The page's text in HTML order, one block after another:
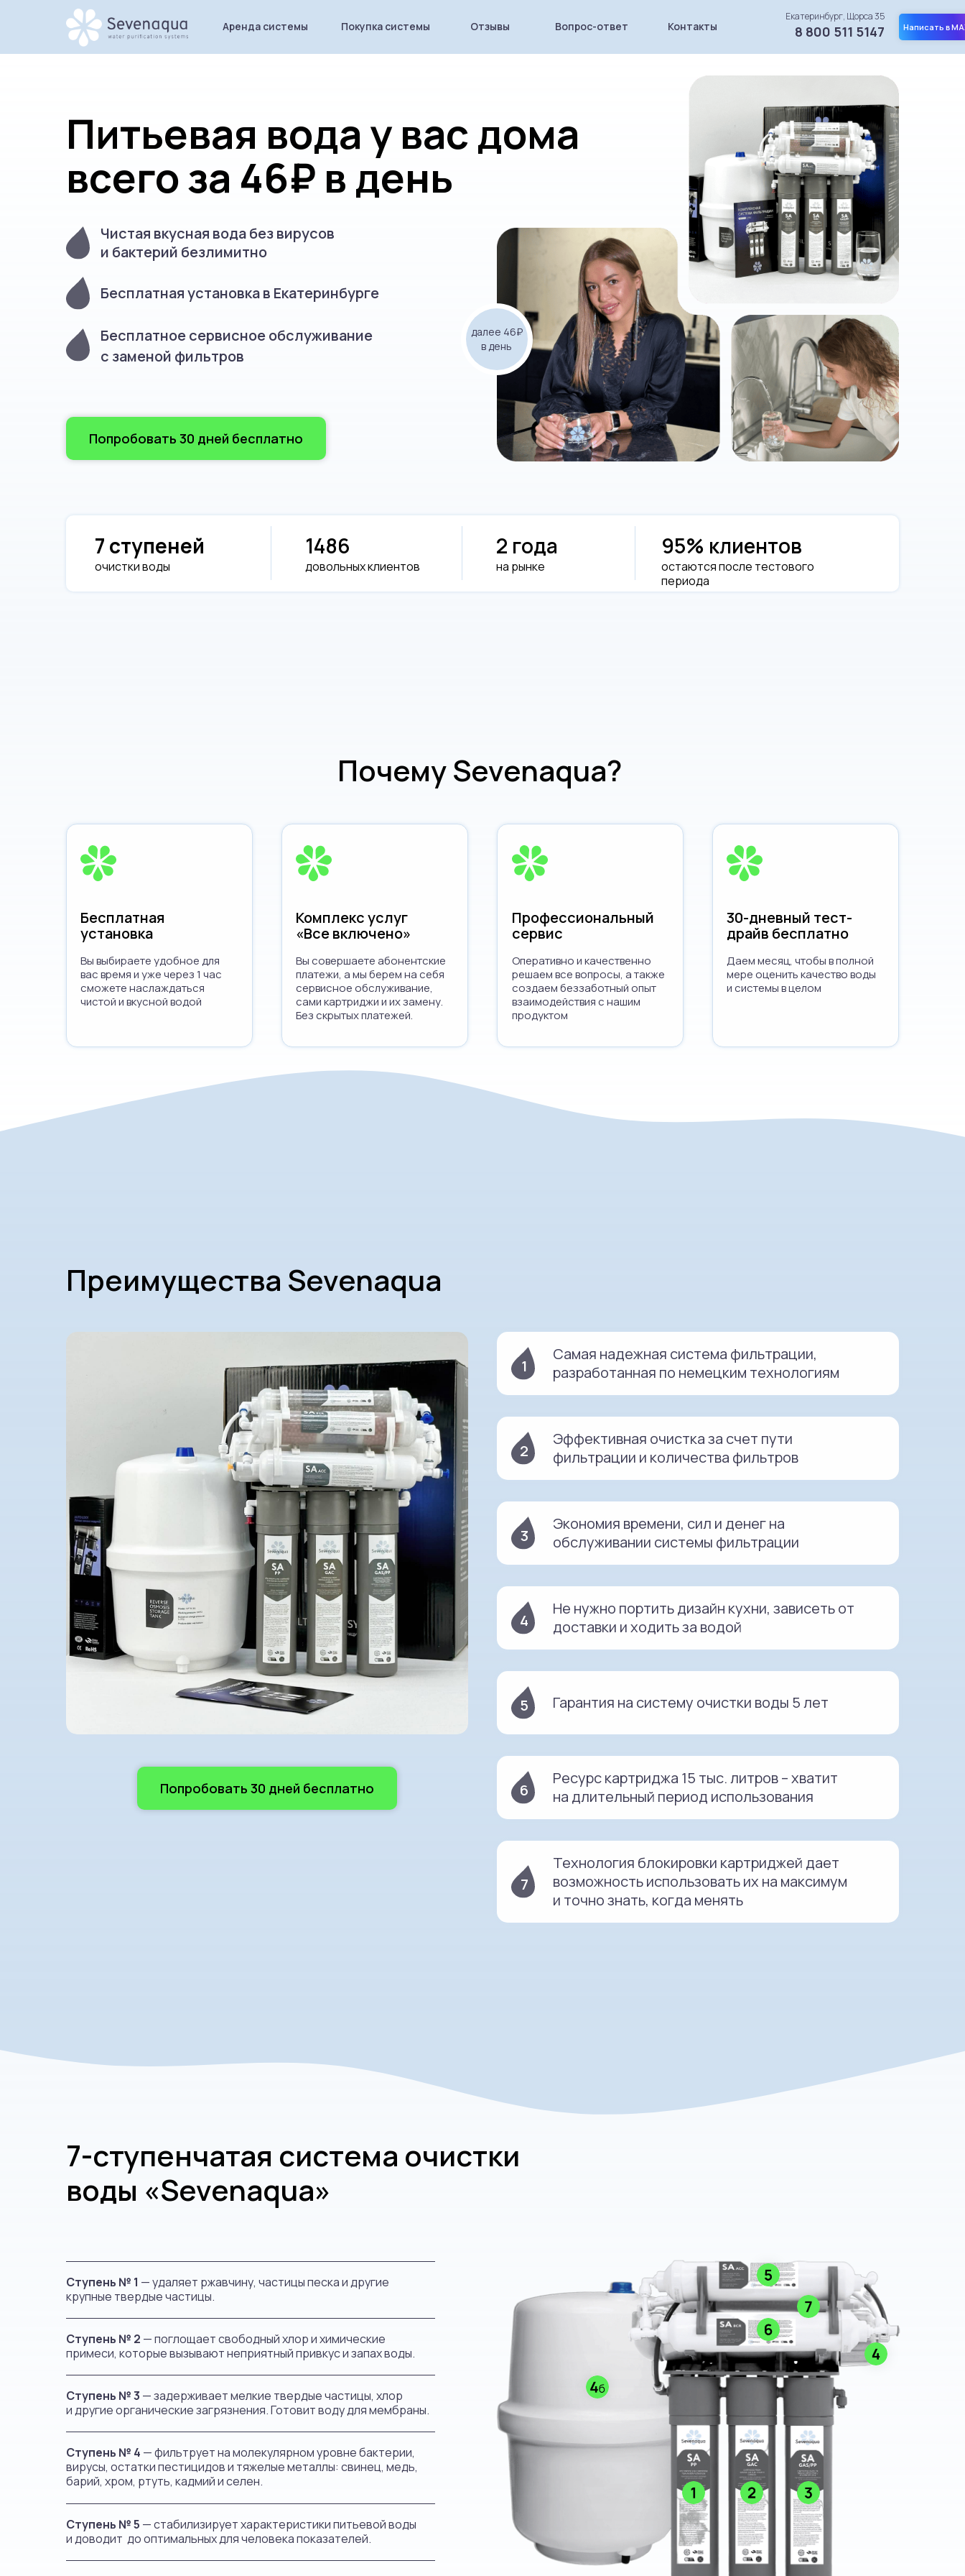
Аренда системы Покупка системы Контакты Написать в
8 800 511 5147
Вопрос-ответ
Отзывы
Екатеринбург, Щорса 35
Чистая вкусная вода без вирусов
и бактерий безлимитно
Питьевая вода у вас дома
всего за 46₽ в день
Попробовать 30 дней бесплатно
Бесплатная установка в Екатеринбурге
Бесплатное сервисное обслуживание
c заменой фильтров
7 ступеней
очистки воды
1486
довольных клиентов
далее 46₽
в день
2 года
на рынке
95% клиентов
остаются после тестового
периода
Профессиональный
сервис
Оперативно и качественно
решаем все вопросы, а также
создаем беззаботный опыт
взаимодействия с нашим
продуктом
30-дневный тест-
драйв бесплатно
Даем месяц, чтобы в полной
мере оценить качество воды
и системы в целом
Комплекс услуг
«Все включено»
Вы совершаете абонентские
платежи, а мы берем на себя
сервисное обслуживание,
сами картриджи и их замену.
Без скрытых платежей.
Бесплатная
установка
Вы выбираете удобное для
вас время и уже через 1 час
сможете наслаждаться
чистой и вкусной водой
Почему Sevenaqua?
Самая надежная система фильтрации,
разработанная по немецким технологиям
Преимущества Sevenaqua
Попробовать 30 дней бесплатно
1
Эффективная очистка за счет пути
фильтрации и количества фильтров
2
Экономия времени, сил и денег на
обслуживании системы фильтрации
3
Ресурс картриджа 15 тыс. литров – хватит
на длительный период использования
6
Гарантия на систему очистки воды 5 лет
5
Технология блокировки картриджей дает
возможность использовать их на максимум
и точно знать, когда менять
7
Не нужно портить дизайн кухни, зависеть от
доставки и ходить за водой
4
7-ступенчатая система очистки
воды «Sevenaqua»
Ступень № 1 — удаляет ржавчину, частицы песка и другие
крупные твердые частицы.
Ступень № 2 — поглощает свободный хлор и химические
примеси, которые вызывают неприятный привкус и запах воды.
Ступень № 3 — задерживает мелкие твердые частицы, хлор
и другие органические загрязнения. Готовит воду для мембраны.
Ступень № 4 — фильтрует на молекулярном уровне бактерии,
вирусы, остатки пестицидов и тяжелые металлы: свинец, медь,
барий, хром, ртуть, кадмий и селен.
Ступень № 5 — стабилизирует характеристики питьевой воды
и доводит до оптимальных для человека показателей.